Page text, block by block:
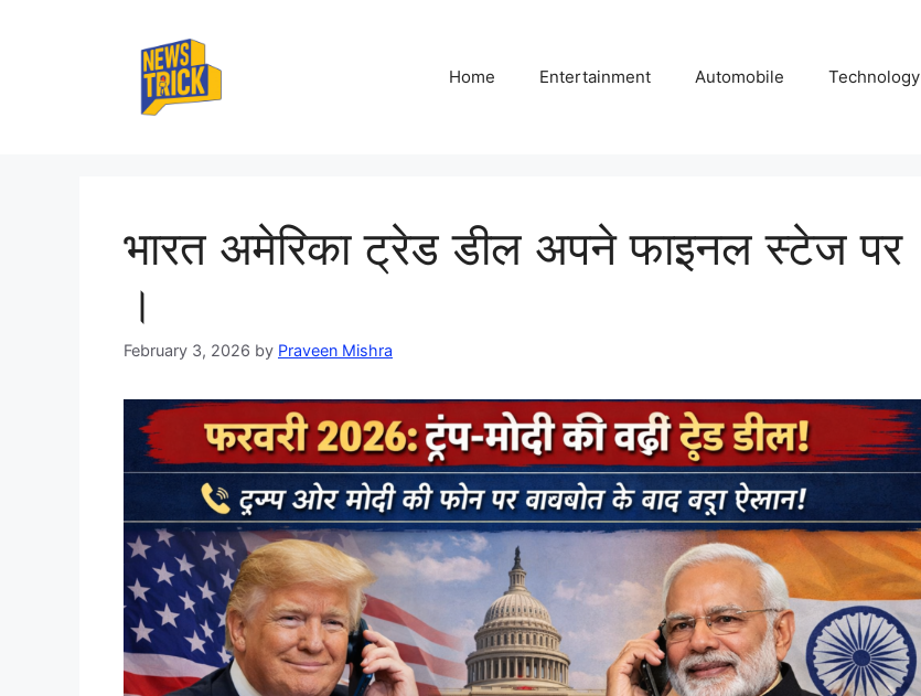
Home Entertainment Automobile Technology
भारत अमेरिका ट्रेड डील अपने फाइनल स्टेज पर
।
February 3, 2026 by Praveen Mishra